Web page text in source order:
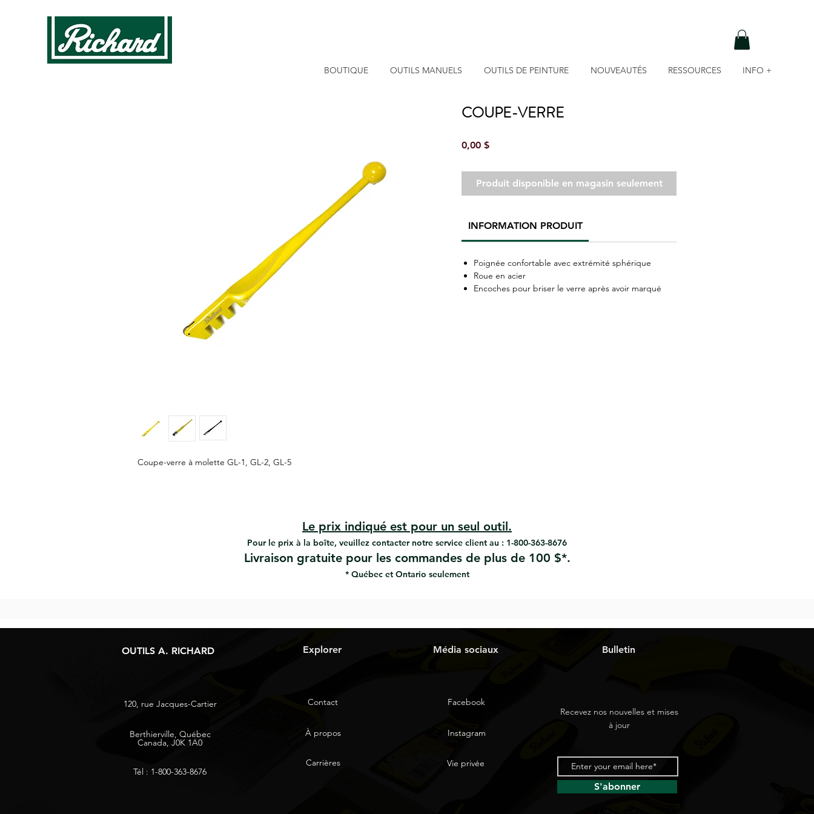
BOUTIQUE OUTILS MANUELS OUTILS DE PEINTURE NOUVEAUTÉS RESSOURCES INFO +
Coupe-verre à molette GL-1, GL-2, GL-5
COUPE-VERRE
0,00 $Prix
Produit disponible en magasin seulement
INFORMATION PRODUIT
Poignée confortable avec extrémité sphérique
Roue en acier
Encoches pour briser le verre après avoir marqué
Le prix indiqué est pour un seul outil.
Pour le prix à la boîte, veuillez contacter notre service client au : 1-800-363-8676
Livraison gratuite pour les commandes de plus de 100 $*.
* Québec et Ontario seulement
OUTILS A. RICHARD
120, rue Jacques-Cartier
Berthierville, Québec
Canada, J0K 1A0
Tél : 1-800-363-8676
Explorer
Contact
À propos
Carrières
Média sociaux
Facebook
Instagram
Vie privée
Bulletin
Recevez nos nouvelles et mises
à jour
S'abonner